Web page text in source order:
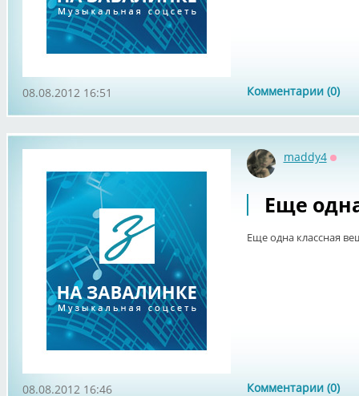
Комментарии (0)
08.08.2012 16:51
maddy4
Еще
Еще одна классная
Комментарии (0)
08.08.2012 16:46